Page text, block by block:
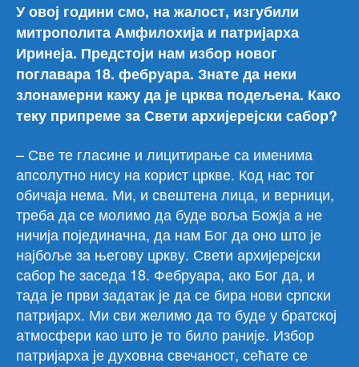
У овој години смо, на жалост, изгубили
митрополита Амфилохија и патријарха
Иринеја. Предстоји нам избор новог
поглавара 18. фебруара. Знате да неки
злонамерни кажу да је црква подељена. Како
теку припреме за Свети архијерејски сабор?
– Све те гласине и лицитирање са именима
апсолутно нису на корист цркве. Код нас тог
обичаја нема. Ми, и свештена лица, и верници,
треба да се молимо да буде воља Божја а не
ничија појединачна, да нам Бог да оно што је
најбоље за његову цркву. Свети архијерејски
сабор ће заседа 18. Фебруара, ако Бог да, и
тада је први задатак је да се бира нови српски
патријарх. Ми сви желимо да то буде у братској
атмосфери као што је то било раније. Избор
патријарха је духовна свечаност, сећате се